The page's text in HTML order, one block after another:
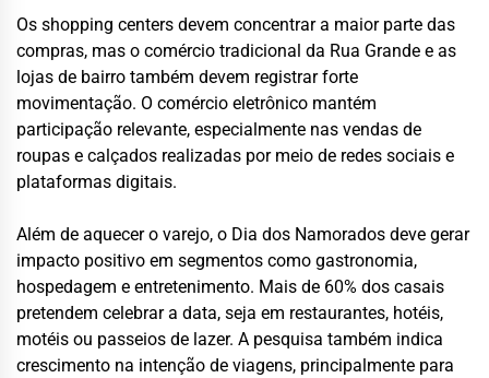
Os shopping centers devem concentrar a maior parte das
compras, mas o comércio tradicional da Rua Grande e as
lojas de bairro também devem registrar forte
movimentação. O comércio eletrônico mantém
participação relevante, especialmente nas vendas de
roupas e calçados realizadas por meio de redes sociais e
plataformas digitais.
Além de aquecer o varejo, o Dia dos Namorados deve gerar
impacto positivo em segmentos como gastronomia,
hospedagem e entretenimento. Mais de 60% dos casais
pretendem celebrar a data, seja em restaurantes, hotéis,
motéis ou passeios de lazer. A pesquisa também indica
crescimento na intenção de viagens, principalmente para